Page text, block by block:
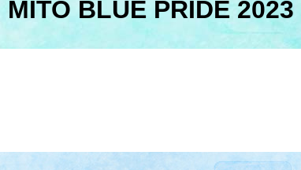
MITO BLUE PRIDE 2023